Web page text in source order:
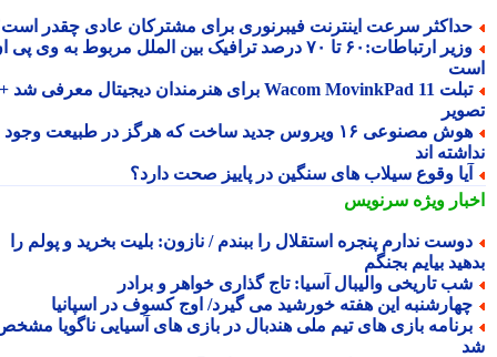
سرعت اینترنت فیبرنوری برای مشترکان عادی چقدر است؟
وزیر ارتباطات:۶۰ تا ۷۰ درصد ترافیک بین الملل مربوط به وی پی ان
تبلت Wacom MovinkPad 11 برای هنرمندان دیجیتال معرفی شد +
هوش مصنوعی ۱۶ ویروس جدید ساخت که هرگز در طبیعت وجود
اند
وقوع سیلاب های سنگین در پاییز صحت دارد؟
ویژهسرنویس
ندارم پنجره استقلال را ببندم / نازون: بلیت بخرید و پولم را
بیایم بجنگم
تاریخی والیبال آسیا: تاج گذاری خواهر و برادر
این هفته خورشید می گیرد/ اوج کسوف در اسپانیا
بازی های تیم ملی هندبال در بازی های آسیایی ناگویا مشخص